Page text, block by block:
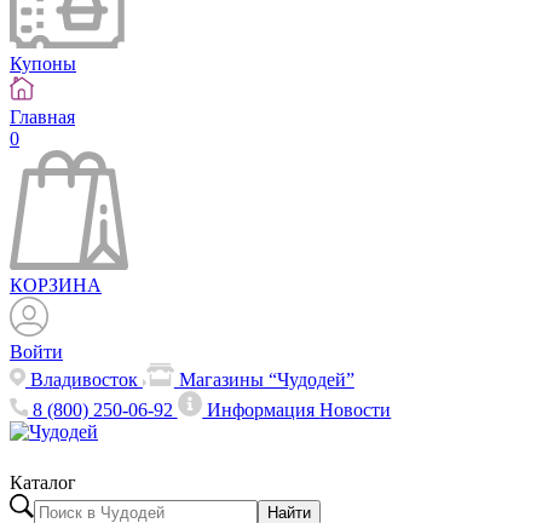
Купоны
Главная
0
КОРЗИНА
Войти
Владивосток
Магазины “Чудодей”
8 (800) 250-06-92
ИнформацияНовости
Каталог
Найти